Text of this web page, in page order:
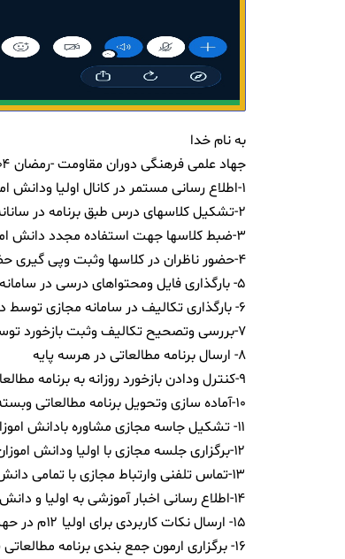
به نام خدا
جهاد علمى فرهنگى دوران مقاومت -رمضان ۱۴۰۴
۱-اطلاع رسانى مستمر در کانال اولیا ودانش اموزان
۲-تشکیل کلاسهاى درس طبق برنامه در سانانه مجازى
۳-ضبط کلاسها جهت استفاده مجدد دانش اموزان
۴-حضور ناظران در کلاسها وثبت وپى گیرى حضور وغیاب دانش اموزان
۵- بارگذارى فایل ومحتواهای درسی در سامانه مجازى و گرفتن بازخورد توسط دبیران در کلاسهاى درس
۶- بارگذارى تکالیف در سامانه مجازى توسط دبیران وبخش آموزش
۷-بررسی وتصحیح تکالیف وثبت بازخورد توسط دبیران در سامانه مجازى
۸- ارسال برنامه مطالعاتى در هرسه پایه
۹-کنترل ودادن بازخورد روزانه به برنامه مطالعاتى پایه ۱۲م
۱۰-آماده سازى وتحویل برنامه مطالعاتى وبسته آموزشی نوروز به پایه ۱۲م
۱۱- تشکیل جاسه مجازى مشاوره بادانش اموزان پایه ۱۲م
۱۲-برگزارى جلسه مجازى با اولیا ودانش اموزان پایه ۱۲م
۱۳-تماس تلفنى وارتباط مجازى با تمامى دانش آموزان توسط مشاوران ودادن راهکارهاى فردى توسط مشاوران
۱۴-اطلاع رسانى اخبار آموزشی به اولیا و دانش آموزان ۱۲م
۱۵- ارسال نکات کاربردی براى اولیا ۱۲م در حهت ایجاد فضاى مطالعه براى دانش اموزان
۱۶- برگزارى ارمون جمع بندى برنامه مطالعاتى پایه ۱۲م و دادن بازخورد نتایج به دانش اموزان